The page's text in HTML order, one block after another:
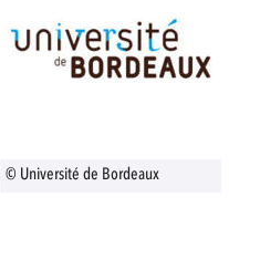
© Université de Bordeaux